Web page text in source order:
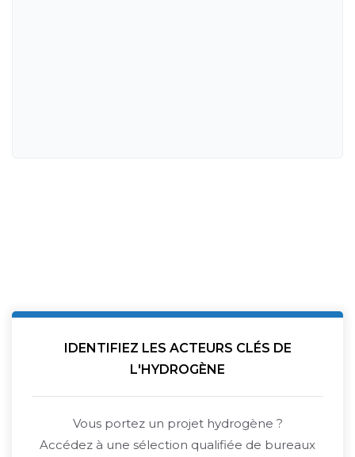
IDENTIFIEZ LES ACTEURS CLÉS DE
L'HYDROGÈNE
Vous portez un projet hydrogène ?
Accédez à une sélection qualifiée de bureaux